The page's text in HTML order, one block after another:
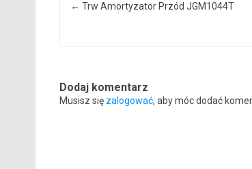
← Trw Amortyzator Przód JGM1044T
Dodaj komentarz
Musisz się zalogować, aby móc dodać